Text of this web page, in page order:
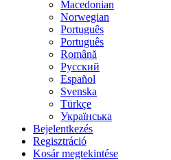
Macedonian
Norwegian
Português
Português
Română
Русский
Español
Svenska
Türkçe
Українська
Bejelentkezés
Regisztráció
Kosár megtekintése